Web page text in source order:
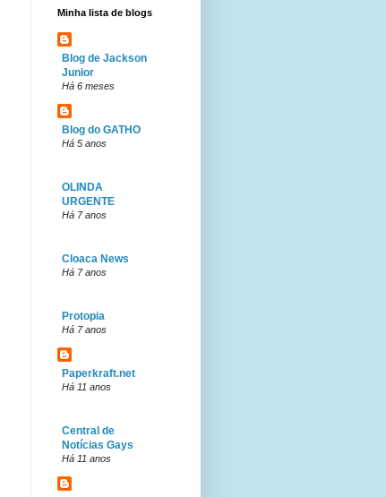
Minha lista de blogs
Blog de Jackson
Junior
Há 6 meses
Blog do GATHO
Há 5 anos
OLINDA
URGENTE
Há 7 anos
Cloaca News
Há 7 anos
Protopia
Há 7 anos
Paperkraft.net
Há 11 anos
Central de
Notícias Gays
Há 11 anos